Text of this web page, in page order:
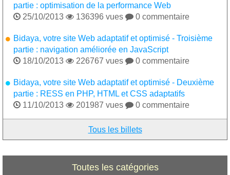
partie : optimisation de la performance Web
 25/10/2013  136396 vues  0 commentaire
Bidaya, votre site Web adaptatif et optimisé - Troisième
partie : navigation améliorée en JavaScript
 18/10/2013  226767 vues  0 commentaire
Bidaya, votre site Web adaptatif et optimisé - Deuxième
partie : RESS en PHP, HTML et CSS adaptatifs
 11/10/2013  201987 vues  0 commentaire
Tous les billets
Toutes les catégories